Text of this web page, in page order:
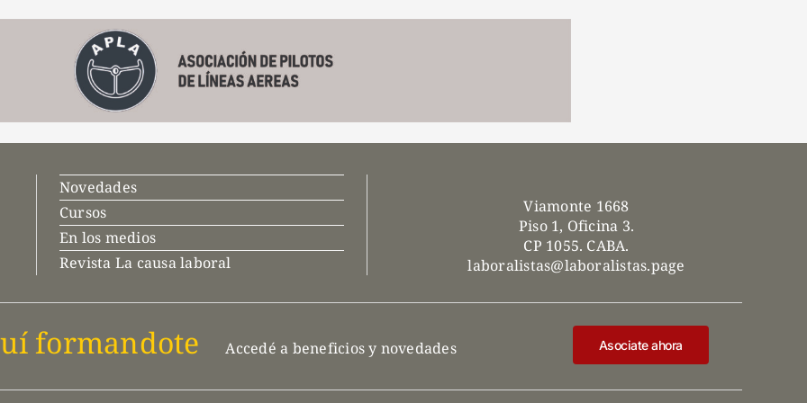
Novedades
Cursos
En los medios
Revista La causa laboral
Viamonte 1668
Piso 1, Oficina 3.
CP 1055. CABA.
laboralistas@laboralistas.page
formandote Accedé a beneficios y novedades Asociate ahora